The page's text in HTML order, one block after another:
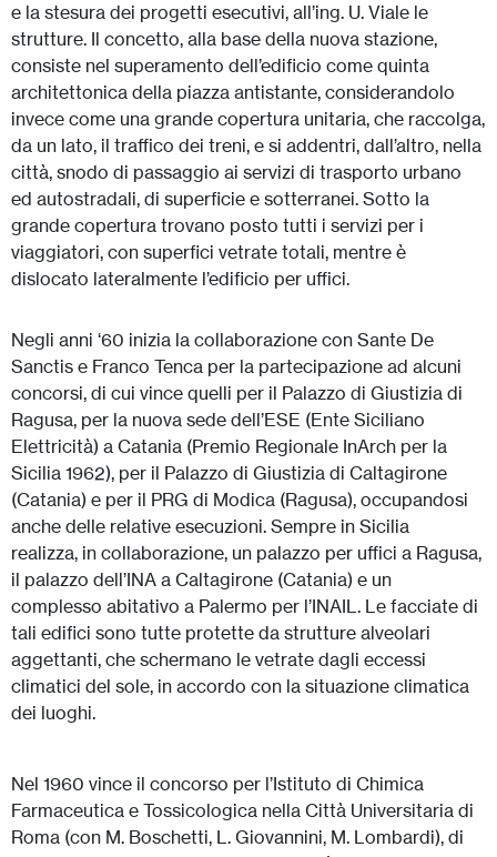
e la stesura dei progetti esecutivi, all’ing. U. Viale le
strutture. Il concetto, alla base della nuova stazione,
consiste nel superamento dell’edificio come quinta
architettonica della piazza antistante, considerandolo
invece come una grande copertura unitaria, che raccolga,
da un lato, il traffico dei treni, e si addentri, dall’altro, nella
città, snodo di passaggio ai servizi di trasporto urbano
ed autostradali, di superficie e sotterranei. Sotto la
grande copertura trovano posto tutti i servizi per i
viaggiatori, con superfici vetrate totali, mentre è
dislocato lateralmente l’edificio per uffici.
Negli anni ‘60 inizia la collaborazione con Sante De
Sanctis e Franco Tenca per la partecipazione ad alcuni
concorsi, di cui vince quelli per il Palazzo di Giustizia di
Ragusa, per la nuova sede dell’ESE (Ente Siciliano
Elettricità) a Catania (Premio Regionale InArch per la
Sicilia 1962), per il Palazzo di Giustizia di Caltagirone
(Catania) e per il PRG di Modica (Ragusa), occupandosi
anche delle relative esecuzioni. Sempre in Sicilia
realizza, in collaborazione, un palazzo per uffici a Ragusa,
il palazzo dell’INA a Caltagirone (Catania) e un
complesso abitativo a Palermo per l’INAIL. Le facciate di
tali edifici sono tutte protette da strutture alveolari
aggettanti, che schermano le vetrate dagli eccessi
climatici del sole, in accordo con la situazione climatica
dei luoghi.
Nel 1960 vince il concorso per l’Istituto di Chimica
Farmaceutica e Tossicologica nella Città Universitaria di
Roma (con M. Boschetti, L. Giovannini, M. Lombardi), di